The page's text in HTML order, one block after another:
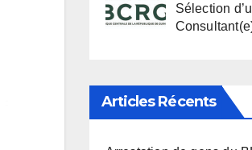
Sélection
Articles Récents